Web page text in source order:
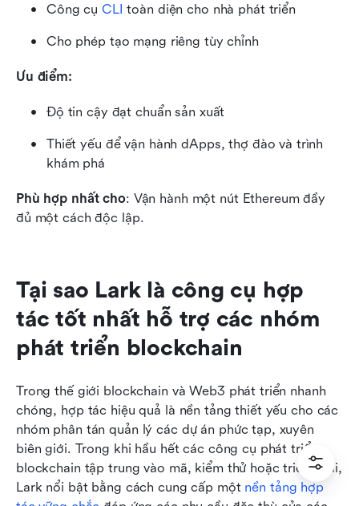
Công cụ CLI toàn diện cho nhà phát triển
Cho phép tạo mạng riêng tùy chỉnh
Ưu điểm:
Độ tin cậy đạt chuẩn sản xuất
Thiết yếu để vận hành dApps, thợ đào và trình
khám phá
Phù hợp nhất cho: Vận hành một nút Ethereum đầy
đủ một cách độc lập.
Tại sao Lark là công cụ hợp
tác tốt nhất hỗ trợ các nhóm
phát triển blockchain
Trong thế giới blockchain và Web3 phát triển nhanh
chóng, hợp tác hiệu quả là nền tảng thiết yếu cho các
nhóm phân tán quản lý các dự án phức tạp, xuyên
biên giới. Trong khi hầu hết các công cụ phát triển
blockchain tập trung vào mã, kiểm thử hoặc triển khai,
Lark nổi bật bằng cách cung cấp một nền tảng hợp